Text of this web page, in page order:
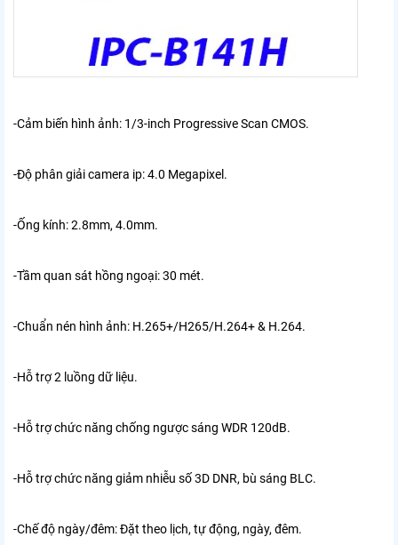
-Cảm biến hình ảnh: 1/3-inch Progressive Scan CMOS.
-Độ phân giải camera ip: 4.0 Megapixel.
-Ống kính: 2.8mm, 4.0mm.
-Tầm quan sát hồng ngoại: 30 mét.
-Chuẩn nén hình ảnh: H.265+/H265/H.264+ & H.264.
-Hỗ trợ 2 luồng dữ liệu.
-Hỗ trợ chức năng chống ngược sáng WDR 120dB.
-Hỗ trợ chức năng giảm nhiễu số 3D DNR, bù sáng BLC.
-Chế độ ngày/đêm: Đặt theo lịch, tự động, ngày, đêm.